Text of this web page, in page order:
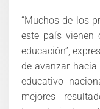
“Muchos de los
este país vienen
educación”,
de avanzar
educativo
mejores